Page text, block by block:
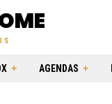
AGENDAS